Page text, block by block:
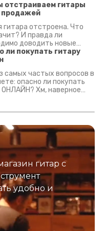
отстраиваем гитары
продажей
гитара отстроена. Что
И правда ли
доводить новые
Если кратко - да.
- в видео :)
ли покупать гитару
самых частых вопросов в
опасно ли покупать
Хм, наверное
Случись что -
гитар с
удобно и